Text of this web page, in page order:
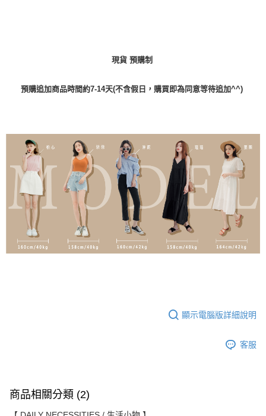
現貨 預購制
預購追加商品時間約7-14天(不含假日，購買即為同意等待追加^^)
顯示電腦版詳細說明
客服
商品相關分類 (2)